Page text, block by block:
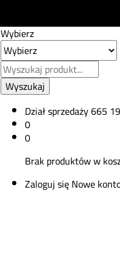
Wybierz
Wyszukaj
Dział sprzedaży665
0
0
Brak produktów w
Zaloguj sięNowe